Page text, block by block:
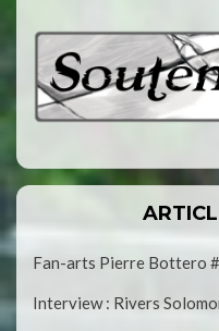
Fan-arts Pierre Bottero
Interview : Rivers